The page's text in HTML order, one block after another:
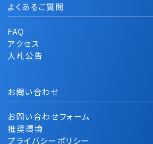
よくあるご質問
FAQ
アクセス
入札公告
お問い合わせ
お問い合わせフォーム
推奨環境
プライバシーポリシー